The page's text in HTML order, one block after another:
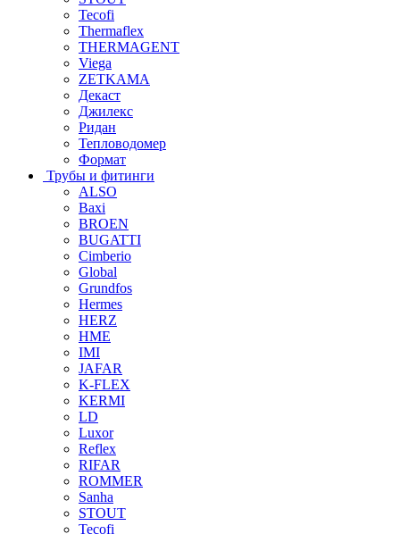
Tecofi
Thermaflex
THERMAGENT
Viega
ZETKAMA
Декаст
Джилекс
Ридан
Тепловодомер
Формат
Трубы и фитинги
ALSO
Baxi
BROEN
BUGATTI
Cimberio
Global
Grundfos
Hermes
HERZ
HME
IMI
JAFAR
K-FLEX
KERMI
LD
Luxor
Reflex
RIFAR
ROMMER
Sanha
STOUT
Tecofi